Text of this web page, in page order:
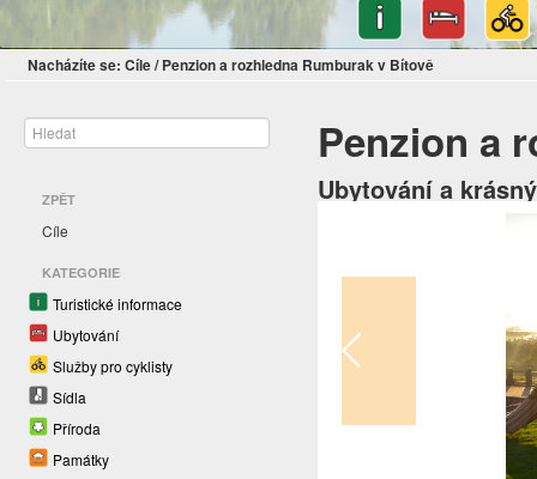
Nacházíte se: Cíle/ Penzion a rozhledna Rumburak v Bítově
ZPĚT
Cíle
KATEGORIE
Turistické informace
Ubytování
Služby pro cyklisty
Sídla
Příroda
Památky
Penzion a
Ubytování a